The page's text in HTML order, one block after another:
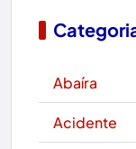
Abaíra
Acidente